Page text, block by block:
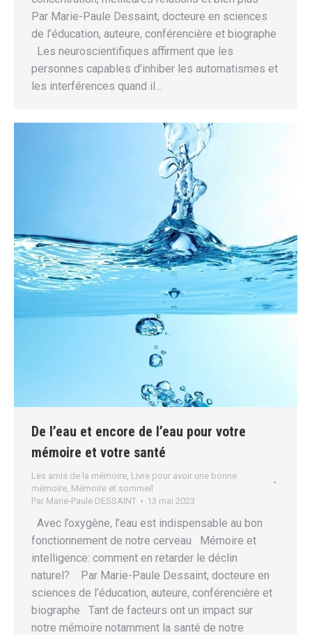
Par Marie-Paule Dessaint, docteure en sciences
de l’éducation, auteure, conférencière et biographe
Les neuroscientifiques affirment que les
personnes capables d’inhiber les automatismes et
les interférences quand il…
De l’eau et encore de l’eau pour votre
mémoire et votre santé
Les amis de la mémoire Livre pour avoir une bonne
mémoire Mémoire et sommeil
Par Marie-Paule DESSAINT 13 mai 2023
Avec l’oxygène, l’eau est indispensable au bon
fonctionnement de notre cerveau Mémoire et
intelligence: comment en retarder le déclin
naturel? Par Marie-Paule Dessaint, docteure en
sciences de l’éducation, auteure, conférencière et
biographe Tant de facteurs ont un impact sur
notre mémoire notamment la santé de notre